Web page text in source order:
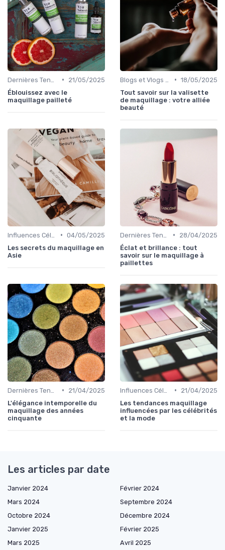
•
21/05/2025
Éblouissez avec le
maquillage pailleté
• 18/05/2025
Tout savoir sur la valisette
de maquillage : votre alliée
beauté
• 04/05/2025
Les secrets du maquillage en
Asie
•
28/04/2025
Éclat et brillance : tout
savoir sur le maquillage à
paillettes
•
21/04/2025
L'élégance intemporelle du
maquillage des années
cinquante
•
21/04/2025
Les tendances maquillage
influencées par les célébrités
et la mode
Les articles par date
Janvier 2024
Février 2024
Mars 2024
Septembre 2024
Octobre 2024
Décembre 2024
Janvier 2025
Février 2025
Mars 2025
Avril 2025